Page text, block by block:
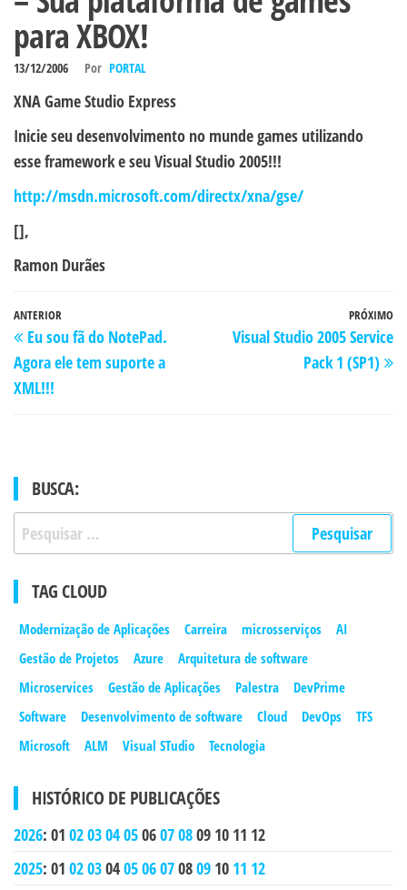
para XBOX!
13/12/2006 Por PORTAL
XNA Game Studio Express
Inicie seu desenvolvimento no munde games utilizando
esse framework e seu Visual Studio 2005!!!
http://msdn.microsoft.com/directx/xna/gse/
[],
Ramon Durães
Navegação
de
Post
Post
anterior
ANTERIOR
Eu sou fã do NotePad.
Agora ele tem suporte a
XML!!!
PRÓXIMO
Visual Studio 2005 Service
Pack 1 (SP1)
BUSCA:
Pesquisar
por:
TAG CLOUD
Modernização de Aplicações Carreira microsserviços
AI
Gestão de Projetos
Azure
Arquitetura de software
Microservices
Gestão de Aplicações Palestra
DevPrime
Software
Desenvolvimento de software Cloud DevOps
TFS
Microsoft
ALM Visual STudio Tecnologia
HISTÓRICO DE PUBLICAÇÕES
2026: 01 0203040506070809 10 11 12
2025: 01 0203040506070809 10 11 12